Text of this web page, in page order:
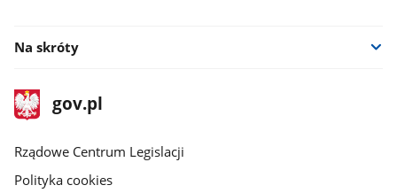
Na skróty
stopka
gov.plStrona
gov.pl
Rządowe Centrum Legislacji
Polityka cookies